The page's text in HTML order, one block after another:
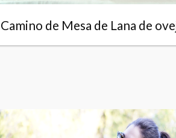
Camino de Mesa de Lana de